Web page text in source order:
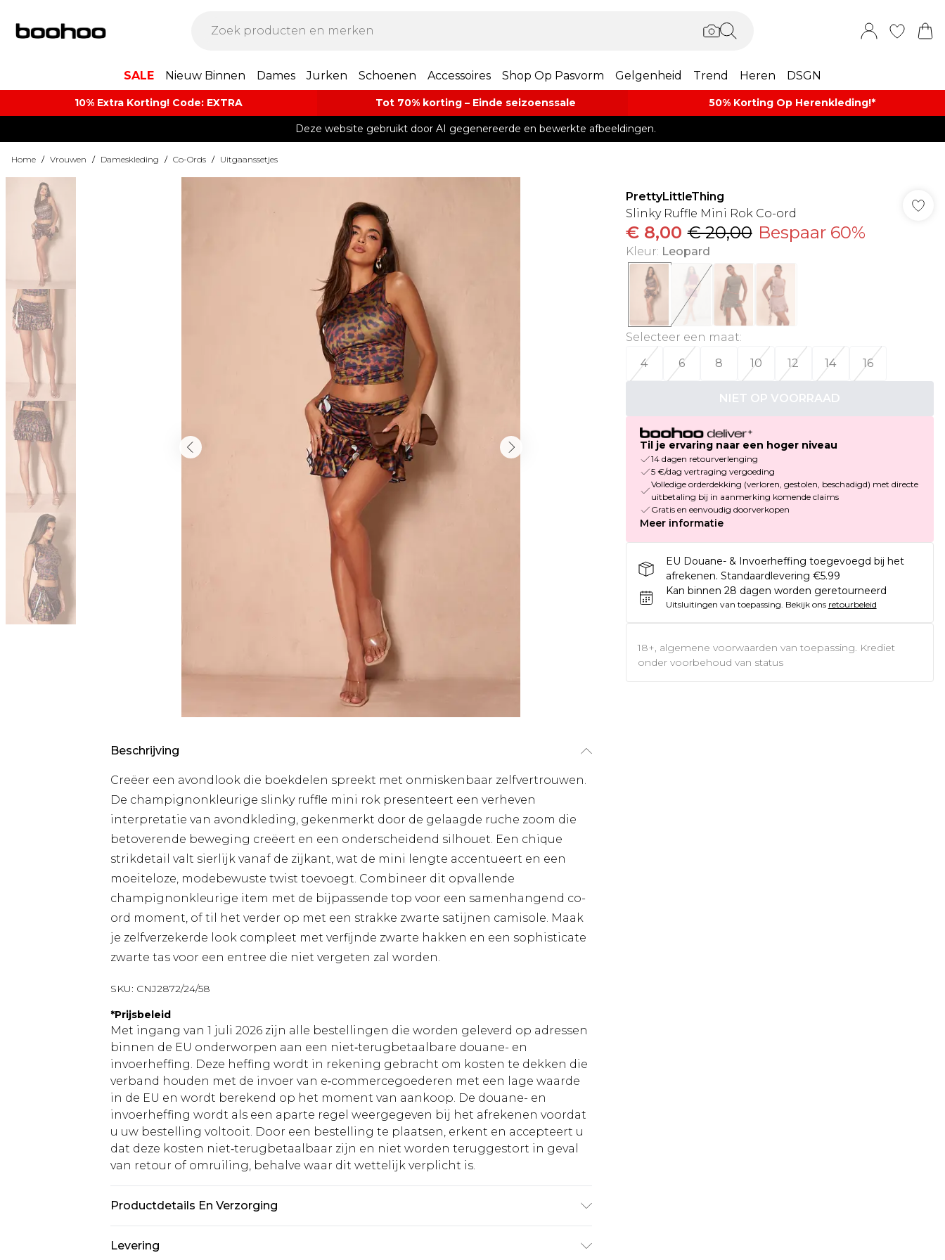
SALE Nieuw Binnen Dames Jurken Schoenen Accessoires Shop Op Pasvorm Gelgenheid Trend Heren DSGN
10% Extra Korting! Code: EXTRA​ Tot 70% korting – Einde seizoenssale 50% Korting Op Herenkleding​!*​
Deze website gebruikt door AI gegenereerde en bewerkte afbeeldingen.
Home / Vrouwen / Dameskleding / Co-Ords / Uitgaanssetjes
Beschrijving
Creëer een avondlook die boekdelen spreekt met onmiskenbaar zelfvertrouwen.
De champignonkleurige slinky ruffle mini rok presenteert een verheven
interpretatie van avondkleding, gekenmerkt door de gelaagde ruche zoom die
betoverende beweging creëert en een onderscheidend silhouet. Een chique
strikdetail valt sierlijk vanaf de zijkant, wat de mini lengte accentueert en een
moeiteloze, modebewuste twist toevoegt. Combineer dit opvallende
champignonkleurige item met de bijpassende top voor een samenhangend co-
ord moment, of til het verder op met een strakke zwarte satijnen camisole. Maak
je zelfverzekerde look compleet met verfijnde zwarte hakken en een sophisticate
zwarte tas voor een entree die niet vergeten zal worden.
SKU: CNJ2872/24/58
*Prijsbeleid
Met ingang van 1 juli 2026 zijn alle bestellingen die worden geleverd op adressen
binnen de EU onderworpen aan een niet‑terugbetaalbare douane- en
invoerheffing. Deze heffing wordt in rekening gebracht om kosten te dekken die
verband houden met de invoer van e‑commercegoederen met een lage waarde
in de EU en wordt berekend op het moment van aankoop. De douane- en
invoerheffing wordt als een aparte regel weergegeven bij het afrekenen voordat
u uw bestelling voltooit. Door een bestelling te plaatsen, erkent en accepteert u
dat deze kosten niet‑terugbetaalbaar zijn en niet worden teruggestort in geval
van retour of omruiling, behalve waar dit wettelijk verplicht is.
Productdetails En Verzorging
Levering
PrettyLittleThing
Slinky Ruffle Mini Rok Co-ord
€ 8,00 € 20,00 Bespaar 60%
Kleur: Leopard
Selecteer een maat:
4
6 8 10 12 14 16
NIET OP VOORRAAD
Til je ervaring naar een hoger niveau
14 dagen retourverlenging
5 €/dag vertraging vergoeding
Volledige orderdekking (verloren, gestolen, beschadigd) met directe
uitbetaling bij in aanmerking komende claims
Gratis en eenvoudig doorverkopen
Meer informatie
EU Douane- & Invoerheffing toegevoegd bij het
afrekenen. Standaardlevering €5.99
Kan binnen 28 dagen worden geretourneerd
Uitsluitingen van toepassing. Bekijk ons retourbeleid
18+, algemene voorwaarden van toepassing. Krediet
onder voorbehoud van status